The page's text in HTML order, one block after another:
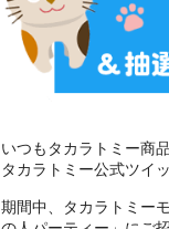
いつもタカラトミー商
タカラトミー公式ツイ
期間中、タカラトミー